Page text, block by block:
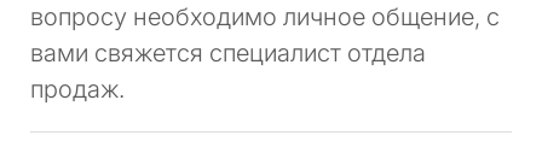
вопросу необходимо личное общение, с
вами свяжется специалист отдела
продаж.